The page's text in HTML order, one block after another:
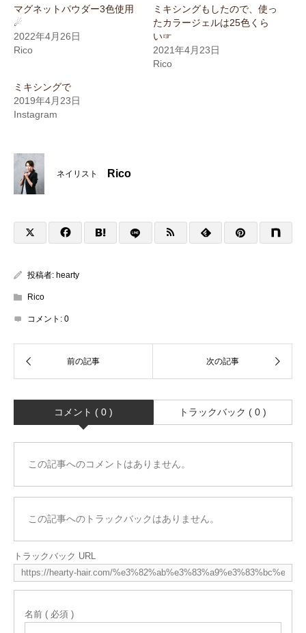
マグネットパウダー3色使用
☄︎
2022年4月26日
Rico
ミキシングもしたので、使っ
たカラージェルは25色くら
い☞
2021年4月23日
Rico
ミキシングで
2019年4月23日
Instagram
ネイリスト Rico
投稿者: hearty
Rico
コメント: 0
コメント ( 0 ) トラックバック ( 0 )
この記事へのコメントはありません。
この記事へのトラックバックはありません。
トラックバック URL
名前 ( 必須 )